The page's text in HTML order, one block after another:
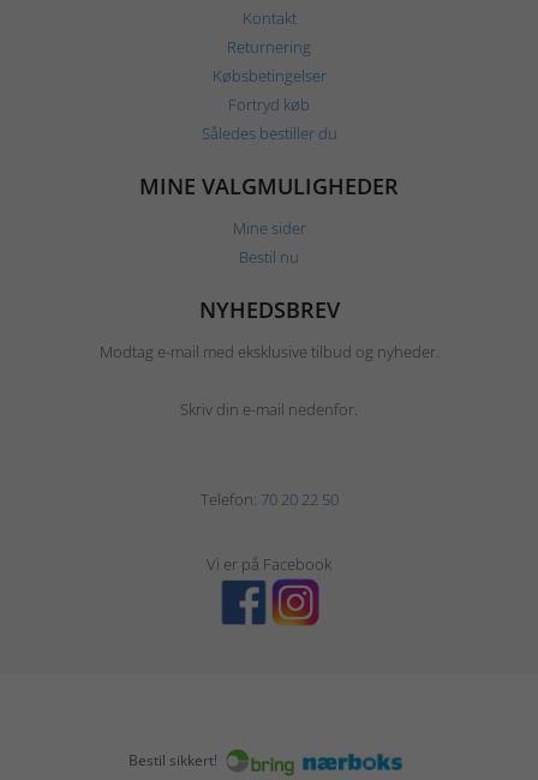
Kontakt
Returnering
Købsbetingelser
Fortryd køb
Således bestiller du
MINE VALGMULIGHEDER
Mine sider
Bestil nu
NYHEDSBREV
Modtag e-mail med eksklusive tilbud og nyheder.
Skriv din e-mail nedenfor.
Telefon: 70 20 22 50
Vi er på Facebook
Bestil sikkert!